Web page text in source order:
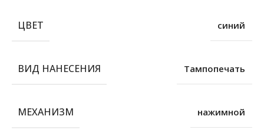
ЦВЕТ синий
ВИД НАНЕСЕНИЯ Тампопечать
МЕХАНИЗМ нажимной